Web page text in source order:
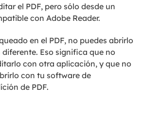
el PDF, pero sólo desde un
con Adobe Reader.
en el PDF, no puedes abrirlo
Eso significa que no
con otra aplicación, y que no
con tu software de
de PDF.